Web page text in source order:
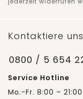
Kontaktiere uns
0800 / 5 654
Service Hotline
Mo.-Fr. 8:00 –